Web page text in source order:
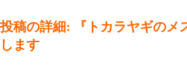
投稿の詳細: 『トカラヤギのメ
します